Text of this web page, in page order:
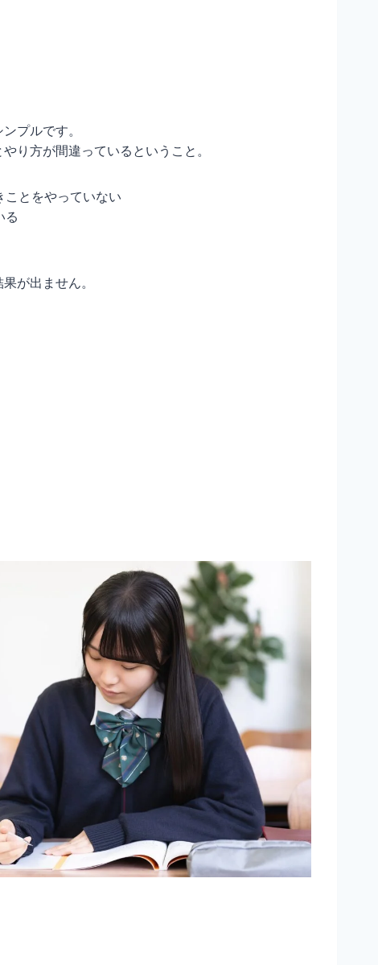
プルです。
り方が間違っているということ。
ことをやっていない
る
が出ません。